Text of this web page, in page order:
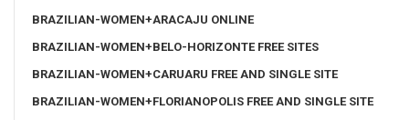
BRAZILIAN-WOMEN+ARACAJU ONLINE
BRAZILIAN-WOMEN+BELO-HORIZONTE FREE SITES
BRAZILIAN-WOMEN+CARUARU FREE AND SINGLE SITE
BRAZILIAN-WOMEN+FLORIANOPOLIS FREE AND SINGLE SITE